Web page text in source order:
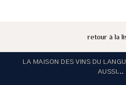
retour à la
LA MAISON DES VINS DU
AUSSI...